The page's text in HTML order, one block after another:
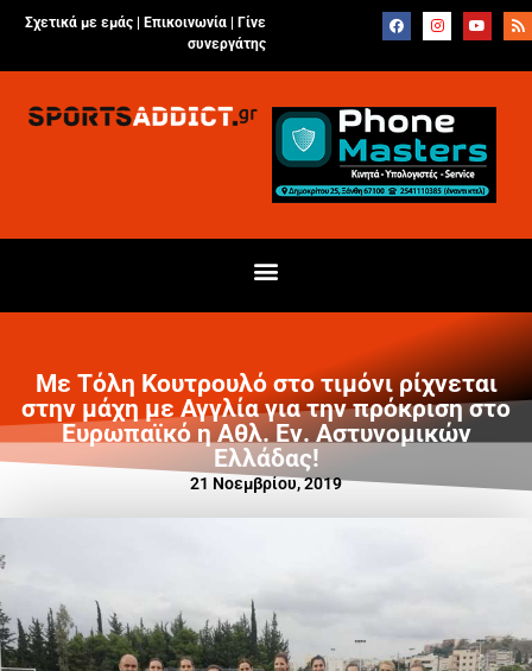
Σχετικά με εμάς | Επικοινωνία
Γίνε
συνεργάτης
Με Τόλη Κουτρουλό στο τιμόνι ρίχνεται
στην μάχη με Αγγλία για την πρόκριση στο
Ευρωπαϊκό η Αθλ. Εν. Αστυνομικών
Ελλάδας!
21 Νοεμβρίου, 2019